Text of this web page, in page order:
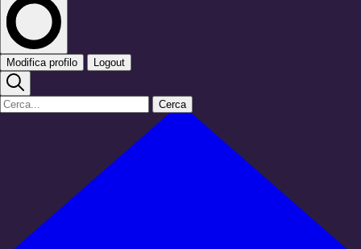
Modifica profilo Logout
Cerca